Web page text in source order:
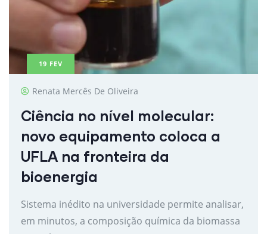
19 FEV
Renata Mercês De Oliveira
Ciência no nível molecular:
novo equipamento coloca a
UFLA na fronteira da
bioenergia
Sistema inédito na universidade permite analisar,
em minutos, a composição química da biomassa